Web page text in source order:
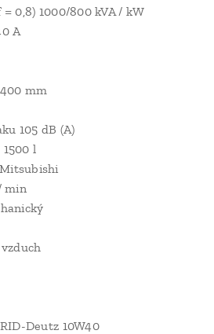
0,8) 1000/800 kVA / kW
A
mm
105 dB (A)
l
min
Deutz 10W40